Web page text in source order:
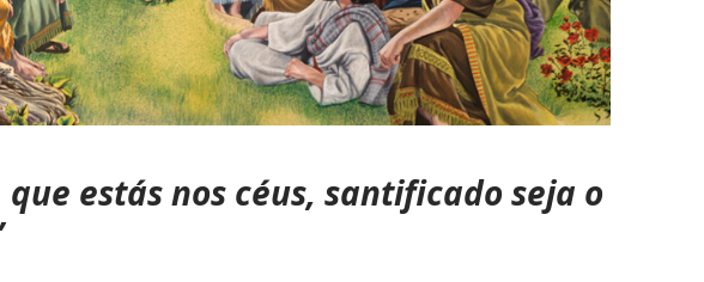
que estás nos céus, santificado seja o